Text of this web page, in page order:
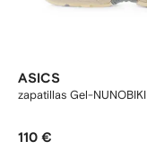
ASICS
zapatillas Gel-NUNOBIKI
110 €